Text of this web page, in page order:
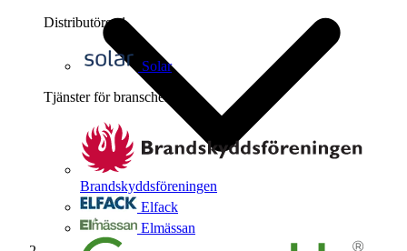
Distributörer 1
Solar
Tjänster för branschen
Brandskyddsföreningen
Elfack
Elmässan